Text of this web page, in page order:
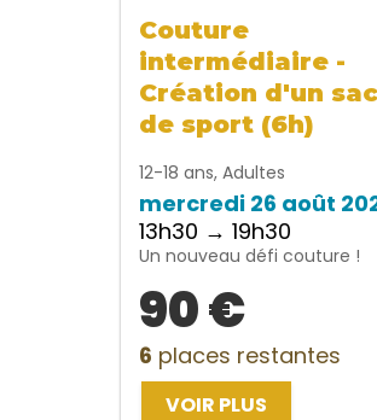
Couture
intermédiaire -
Création d'un sac
de sport (6h)
12-18 ans, Adultes
mercredi 26 août
13h30 → 19h30
Un nouveau défi couture !
90 €
6 places restantes
VOIR PLUS